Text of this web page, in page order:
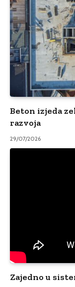
Beton izjeda
razvoja
29/07/2026
Zajedno u